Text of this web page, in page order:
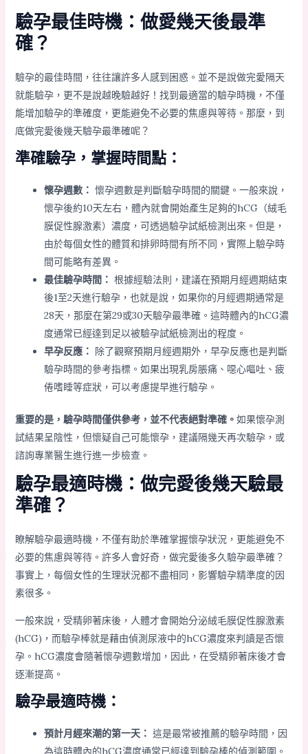
驗孕最佳時機：做愛幾天後最準
確？
驗孕的最佳時間，往往讓許多人感到困惑。並不是說做完愛隔天
就能驗孕，更不是說越晚驗越好！找到最適當的驗孕時機，不僅
能增加驗孕的準確度，更能避免不必要的焦慮與等待。那麼，到
底做完愛後幾天驗孕最準確呢？
準確驗孕，掌握時間點：
懷孕週數： 懷孕週數是判斷驗孕時間的關鍵。一般來說，
懷孕後約10天左右，體內就會開始產生足夠的hCG（絨毛
膜促性腺激素）濃度，可透過驗孕試紙檢測出來。但是，
由於每個女性的體質和排卵時間有所不同，實際上驗孕時
間可能略有差異。
最佳驗孕時間： 根據經驗法則，建議在預期月經週期結束
後1至2天進行驗孕，也就是說，如果你的月經週期通常是
28天，那麼在第29或30天驗孕最準確。這時體內的hCG濃
度通常已經達到足以被驗孕試紙檢測出的程度。
早孕反應： 除了觀察預期月經週期外，早孕反應也是判斷
驗孕時間的參考指標。如果出現乳房脹痛、噁心嘔吐、疲
倦嗜睡等症狀，可以考慮提早進行驗孕。
重要的是，驗孕時間僅供參考，並不代表絕對準確。 如果懷孕測
試結果呈陰性，但懷疑自己可能懷孕，建議隔幾天再次驗孕，或
諮詢專業醫生進行進一步檢查。
驗孕最適時機：做完愛後幾天驗最
準確？
瞭解驗孕最適時機，不僅有助於準確掌握懷孕狀況，更能避免不
必要的焦慮與等待。許多人會好奇，做完愛後多久驗孕最準確？
事實上，每個女性的生理狀況都不盡相同，影響驗孕精準度的因
素很多。
一般來說，受精卵著床後，人體才會開始分泌絨毛膜促性腺激素
(hCG)，而驗孕棒就是藉由偵測尿液中的hCG濃度來判讀是否懷
孕。hCG濃度會隨著懷孕週數增加，因此，在受精卵著床後才會
逐漸提高。
驗孕最適時機：
預計月經來潮的第一天： 這是最常被推薦的驗孕時間，因
為這時體內的hCG濃度通常已經達到驗孕棒的偵測範圍。